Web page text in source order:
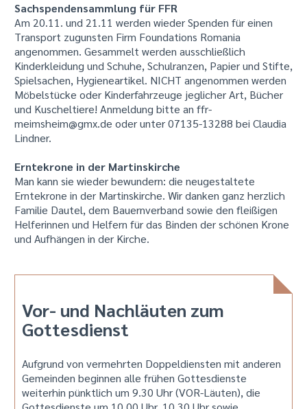
Sachspendensammlung für FFR
Am 20.11. und 21.11 werden wieder Spenden für einen
Transport zugunsten Firm Foundations Romania
angenommen. Gesammelt werden ausschließlich
Kinderkleidung und Schuhe, Schulranzen, Papier und Stifte,
Spielsachen, Hygieneartikel. NICHT angenommen werden
Möbelstücke oder Kinderfahrzeuge jeglicher Art, Bücher
und Kuscheltiere! Anmeldung bitte an ffr-
meimsheim@gmx.de oder unter 07135-13288 bei Claudia
Lindner.
Erntekrone in der Martinskirche
Man kann sie wieder bewundern: die neugestaltete
Erntekrone in der Martinskirche. Wir danken ganz herzlich
Familie Dautel, dem Bauernverband sowie den fleißigen
Helferinnen und Helfern für das Binden der schönen Krone
und Aufhängen in der Kirche.
Vor- und Nachläuten zum
Gottesdienst
Aufgrund von vermehrten Doppeldiensten mit anderen
Gemeinden beginnen alle frühen Gottesdienste
weiterhin pünktlich um 9.30 Uhr (VOR-Läuten), die